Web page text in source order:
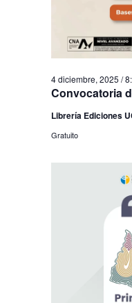
Convocatoria
4 diciembre, 2025 /
Librería Ediciones
Gratuito